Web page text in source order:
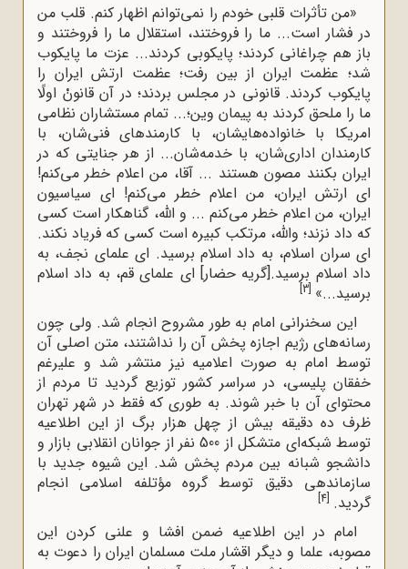
«من تأثرات قلبى خودم را نمى‌توانم اظهار کنم. قلب من
در فشار است... ما را فروختند، استقلال ما را فروختند و
باز هم چراغانى کردند؛ پایکوبى کردند... عزت ما پایکوب
شد؛ عظمت ایران از بین رفت؛ عظمت ارتش ایران را
پایکوب کردند. قانونى در مجلس بردند؛ در آن قانونْ اولًا
ما را ملحق کردند به پیمان وین؛... تمام مستشاران نظامى
امریکا با خانواده‌هایشان، با کارمندهاى فنى‌شان، با
کارمندان اداری‌شان، با خدمه‌شان... از هر جنایتى که در
ایران بکنند مصون هستند ... آقا، من اعلام خطر مى‌کنم!
اى ارتش ایران، من اعلام خطر مى‌کنم! اى سیاسیون
ایران، من اعلام خطر مى‌کنم ... و اللَّه، گناهکار است کسى
که داد نزند؛ واللَّه، مرتکب کبیره است کسى که فریاد نکند.
اى سران اسلام، به داد اسلام برسید. اى علماى نجف، به
داد اسلام برسید.[گریه حضار] اى علماى قم، به داد اسلام
برسید...» [3]
این سخنرانی امام به طور مشروح انجام شد. ولی چون
رسانه‌های رژیم اجازه پخش آن را نداشتند، متن اصلی آن
توسط امام به صورت اعلامیه نیز منتشر شد و علیرغم
خفقان پلیسی، در سراسر کشور توزیع گردید تا مردم از
محتوای آن با خبر شوند. به طوری که فقط در شهر تهران
ظرف ده دقیقه بیش از چهل هزار برگ از این اطلاعیه
توسط شبکه‌ای متشکل از 500 نفر از جوانان انقلابی بازار و
دانشجو شبانه بین مردم پخش شد. این شیوه جدید با
سازماندهی دقیق توسط گروه مؤتلفه اسلامی انجام
گردید. [4]
امام در این اطلاعیه ضمن افشا و علنی کردن این
مصوبه، علما و دیگر اقشار ملت مسلمان ایران‌ را دعوت به